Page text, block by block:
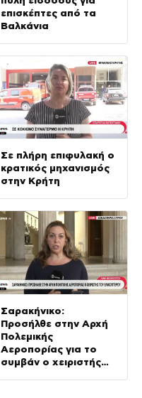
επισκέπτες από τα
Βαλκάνια
Σε πλήρη επιφυλακή ο
κρατικός μηχανισμός
στην Κρήτη
Σαρακήνικο:
Προσήλθε στην Αρχή
Πολεμικής
Αεροπορίας για το
συμβάν ο χειριστής